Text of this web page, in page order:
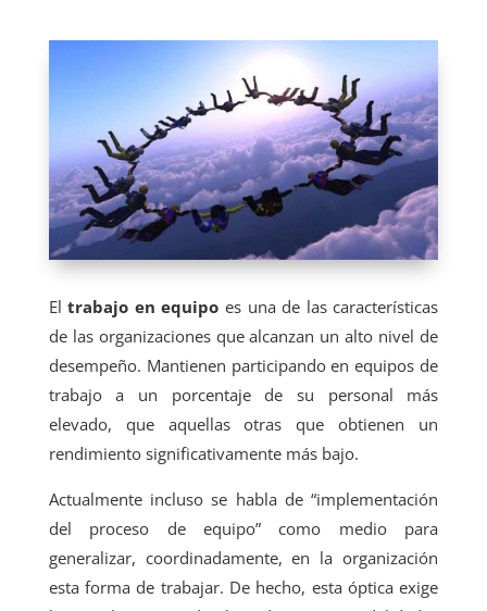
Eltrabajo en equipo es una de las características
de las organizaciones que alcanzan un alto nivel de
desempeño. Mantienen participando en equipos de
trabajo a un porcentaje de su personal más
elevado, que aquellas otras que obtienen un
rendimiento significativamente más bajo.
Actualmente incluso se habla de “implementación
del proceso de equipo” como medio para
generalizar, coordinadamente, en la organización
esta forma de trabajar. De hecho, esta óptica exige